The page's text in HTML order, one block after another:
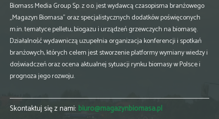
Biomass Media Group Sp. z o.o. jest wydawcą czasopisma branżowego
„Magazyn Biomasa” oraz specjalistycznych dodatków poświęconych
m.in. tematyce pelletu, biogazu i urządzeń grzewczych na biomasę.
Działalność wydawniczą uzupełnia organizacja konferencji i spotkań
branżowych, których celem jest stworzenie platformy wymiany wiedzy i
doświadczeń oraz ocena aktualnej sytuacji rynku biomasy w Polsce i
prognoza jego rozwoju.
Skontaktuj się z nami: biuro@magazynbiomasa.pl